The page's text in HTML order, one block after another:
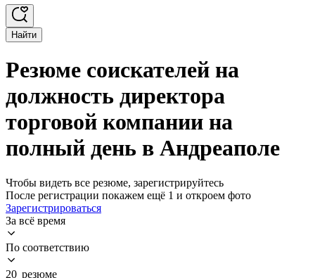
Найти
Резюме соискателей на
должность директора
торговой компании на
полный день в Андреаполе
Чтобы видеть все резюме, зарегистрируйтесь
После регистрации покажем ещё 1 и откроем фото
Зарегистрироваться
За всё время
По соответствию
20 резюме